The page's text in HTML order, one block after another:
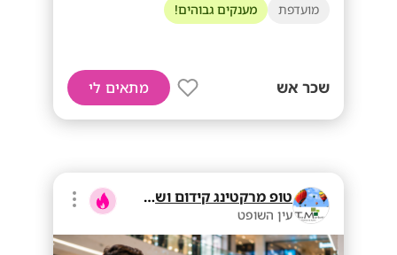
מועדפת מענקים גבוהים!
שכר אש מתאים לי
טופ מרקטינג קידום ושיווק בע"מ
עין השופט